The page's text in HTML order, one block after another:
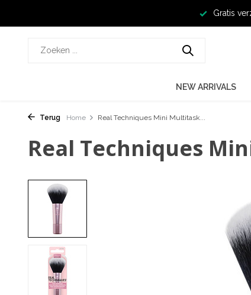
Gratis
NEW ARRIVALS
Terug Home Real Techniques Mini Multitask...
Real Techniques